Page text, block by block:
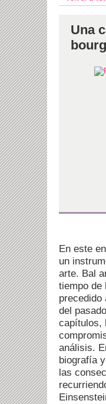
Una
En este
un
arte. Bal
tiempo de
del
capítulos,
análisis.
biografía
las